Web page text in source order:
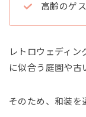
高齢のゲ
レトロウェディン
に似合う庭園や古
そのため、和装を